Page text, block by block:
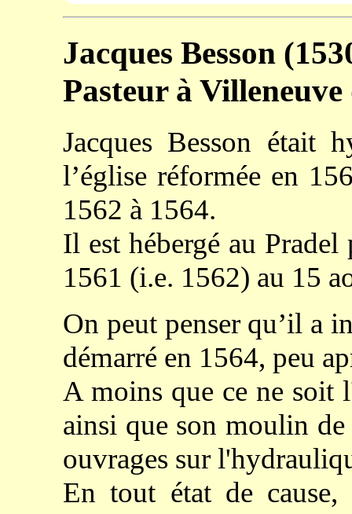
Jacques Besson
Pasteur à Villeneuve
Jacques Besson était
l’église réformée en
1562 à 1564.
Il est hébergé au
1561 (i.e. 1562) au 15
On peut penser qu’il a
démarré en 1564, peu
A moins que ce ne soit
ainsi que son moulin de
ouvrages sur
En tout état de cause,